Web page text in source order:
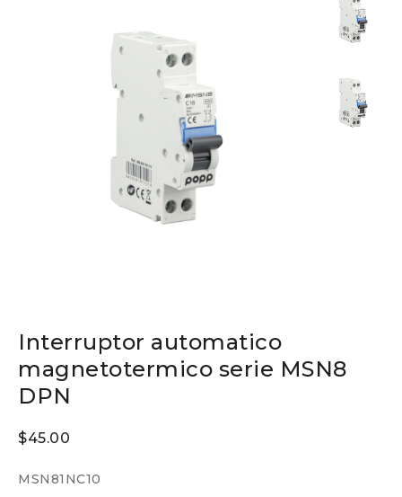
Interruptor automatico
magnetotermico serie MSN8
DPN
$45.00
MSN81NC10